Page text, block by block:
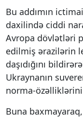
Bu addımın
daxilində ciddi
Avropa dövlətləri
edilmiş ərazilərin
daşıdığını
Ukraynanın
norma-
Buna